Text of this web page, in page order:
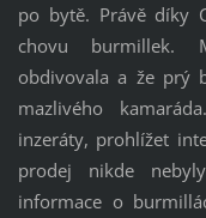
po bytě. Právě díky
chovu burmillek.
obdivovala a že prý
mazlivého
inzeráty, prohlížet i
prodej nikde
informace o burmi